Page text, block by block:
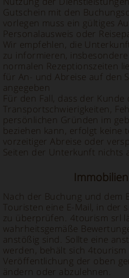
Gutschein mit den
vorlegen muss ein gültiges
Personalausweis oder
Wir empfehlen, die
zu informieren,
normalen Rezeptionszeiten
für An- und Abreise auf den
angegeben
Für den Fall, dass der
Transportschwierigkeiten,
persönlichen Gründen im
beziehen kann, erfolgt keine
vorzeitiger Abreise oder
Seiten der Unterkunft nichts
Nach der Buchung und dem
Touristen eine E-Mail, in der
zu überprüfen. 4tourism srl
wahrheitsgemäße
anstößig sind. Sollte eine
werden, behält sich 4tourism
Veröffentlichung der oben
ändern oder abzulehnen.